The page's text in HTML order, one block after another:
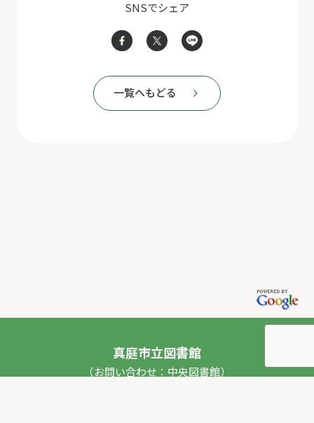
SNSでシェア
一覧へもどる
真庭市立図書館
（お問い合わせ：中央図書館）